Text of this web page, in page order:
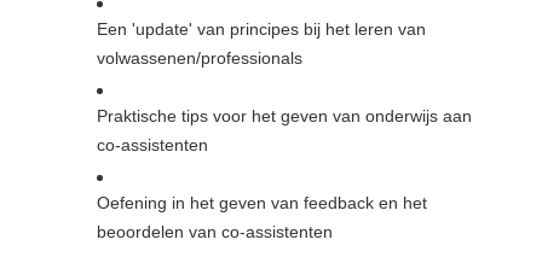
Een 'update' van principes bij het leren van
volwassenen/professionals
Praktische tips voor het geven van onderwijs aan
co-assistenten
Oefening in het geven van feedback en het
beoordelen van co-assistenten